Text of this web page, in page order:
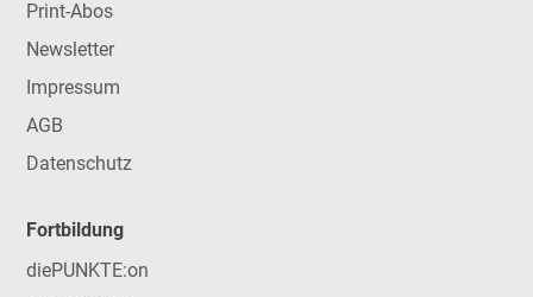
Print-Abos
Newsletter
Impressum
AGB
Datenschutz
Fortbildung
diePUNKTE:on